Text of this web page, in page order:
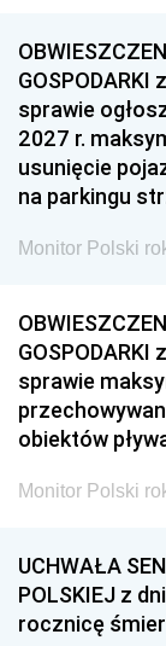
GOSPODARKI
sprawie
2027 r.
usunięcie
na parkingu
Monitor Polski
GOSPODARKI
sprawie
obiektów
Monitor Polski
UCHWAŁA
POLSKIEJ z
rocznicę